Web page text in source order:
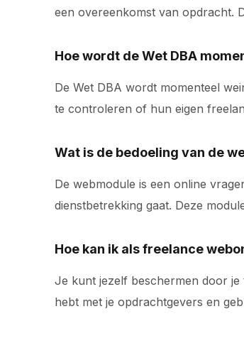
een overeenkomst van opdracht.
Hoe wordt de Wet DBA
De Wet DBA wordt momenteel
te controleren of hun eigen
Wat is de bedoeling van de
De webmodule is een online
dienstbetrekking gaat. Deze
Hoe kan ik als freelance
Je kunt jezelf beschermen door je
hebt met je opdrachtgevers en